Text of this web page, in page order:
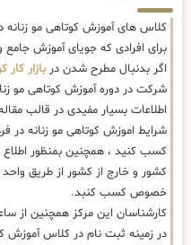
کلاس های آموزش کوتاهی مو زنانه
برای افرادی که جویای آموزش
اگر بدنبال مطرح شدن دربازار کار
شرکت در دوره آموزش کوتاهی مو
اطلاعات بسیار مفیدی در قالب
شرایط اموزش کوتاهی مو زنانه
کسب کنید ، همچنین بمنظور اطلاع
کشور و خارج از کشور از طریق
خصوص کسب کنبد.
در زمینه ثبت نام در کلاس آموزش